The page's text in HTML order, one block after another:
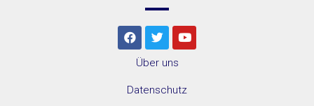
Über uns
Datenschutz